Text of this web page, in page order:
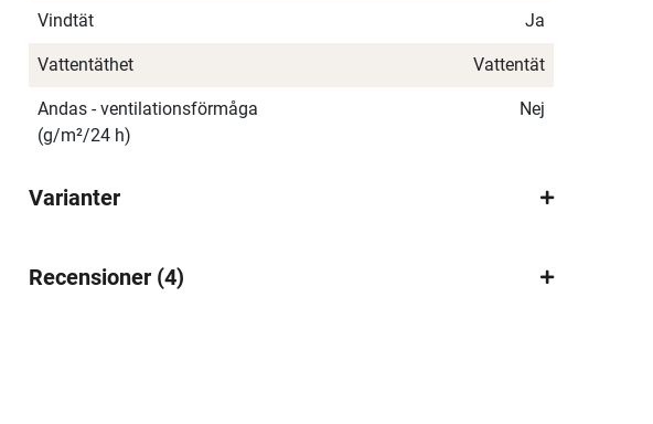
Vindtät Ja
Vattentäthet Vattentät
Andas - ventilationsförmåga
(g/m²/24 h)
Nej
Varianter
Recensioner 4